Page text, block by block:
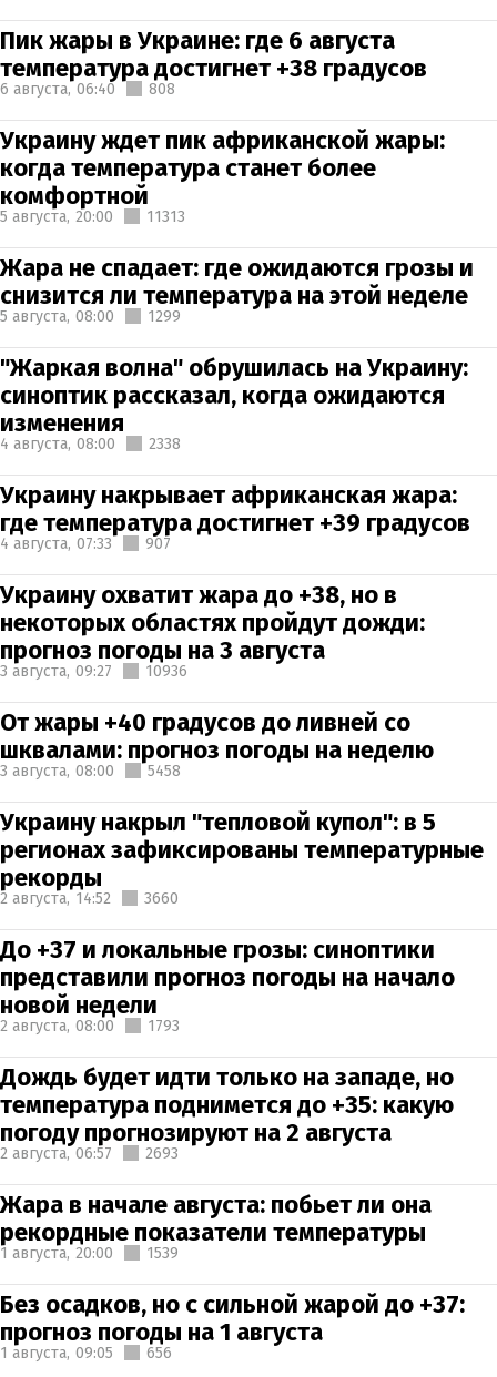
Пик жары в Украине: где 6 августа
температура достигнет +38 градусов
6 августа, 06:40 808
Украину ждет пик африканской жары:
когда температура станет более
комфортной
5 августа, 20:00 11313
Жара не спадает: где ожидаются грозы и
снизится ли температура на этой неделе
5 августа, 08:00 1299
"Жаркая волна" обрушилась на Украину:
синоптик рассказал, когда ожидаются
изменения
4 августа, 08:00 2338
Украину накрывает африканская жара:
где температура достигнет +39 градусов
4 августа, 07:33 907
Украину охватит жара до +38, но в
некоторых областях пройдут дожди:
прогноз погоды на 3 августа
3 августа, 09:27 10936
От жары +40 градусов до ливней со
шквалами: прогноз погоды на неделю
3 августа, 08:00 5458
Украину накрыл "тепловой купол": в 5
регионах зафиксированы температурные
рекорды
2 августа, 14:52 3660
До +37 и локальные грозы: синоптики
представили прогноз погоды на начало
новой недели
2 августа, 08:00 1793
Дождь будет идти только на западе, но
температура поднимется до +35: какую
погоду прогнозируют на 2 августа
2 августа, 06:57 2693
Жара в начале августа: побьет ли она
рекордные показатели температуры
1 августа, 20:00 1539
Без осадков, но с сильной жарой до +37:
прогноз погоды на 1 августа
1 августа, 09:05 656